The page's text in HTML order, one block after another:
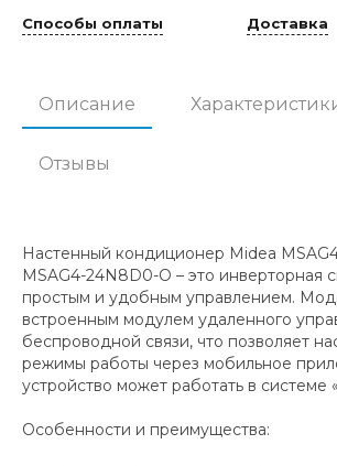
Способы оплаты Доставка
Описание
Отзывы
Настенный кондиционер Midea
MSAG4-24N8D0-O – это инверторная
простым и удобным управлением.
встроенным модулем удаленного
беспроводной связи, что позволяет
режимы работы через мобильное
устройство может работать в системе
Особенности и преимущества: